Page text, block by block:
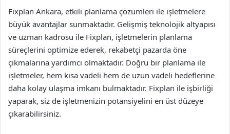
Fixplan Ankara, etkili planlama çözümleri ile işletmelere
büyük avantajlar sunmaktadır. Gelişmiş teknolojik altyapısı
ve uzman kadrosu ile Fixplan, işletmelerin planlama
süreçlerini optimize ederek, rekabetçi pazarda öne
çıkmalarına yardımcı olmaktadır. Doğru bir planlama ile
işletmeler, hem kısa vadeli hem de uzun vadeli hedeflerine
daha kolay ulaşma imkanı bulmaktadır. Fixplan ile işbirliği
yaparak, siz de işletmenizin potansiyelini en üst düzeye
çıkarabilirsiniz.